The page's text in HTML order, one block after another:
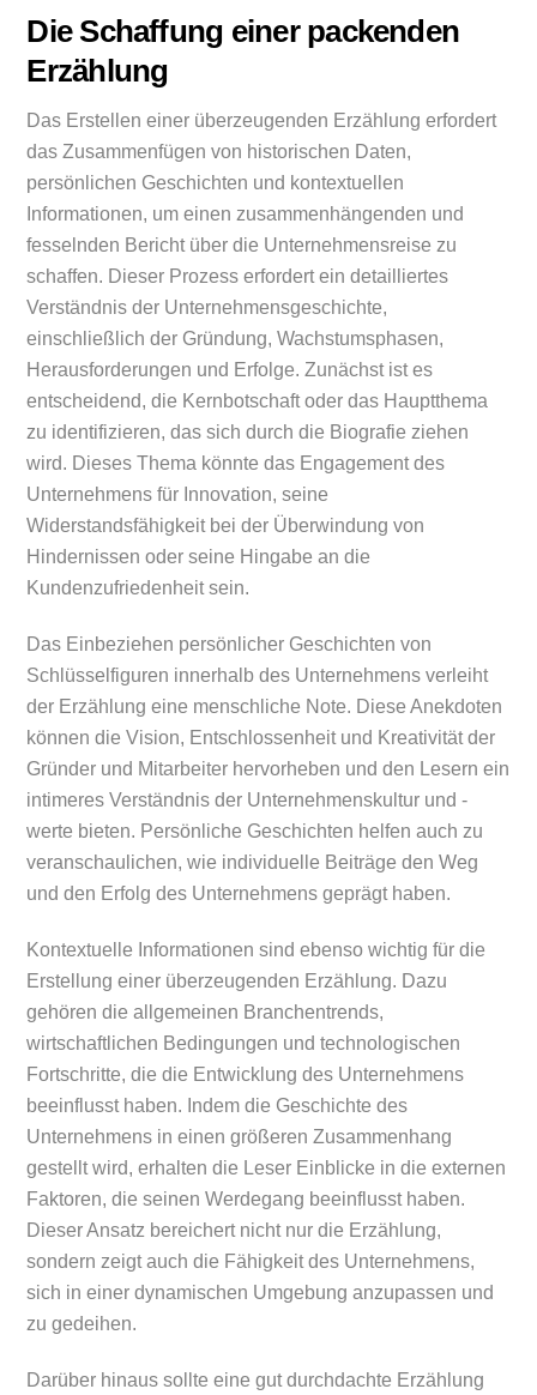
Die Schaffung einer packenden
Erzählung
Das Erstellen einer überzeugenden Erzählung erfordert
das Zusammenfügen von historischen Daten,
persönlichen Geschichten und kontextuellen
Informationen, um einen zusammenhängenden und
fesselnden Bericht über die Unternehmensreise zu
schaffen. Dieser Prozess erfordert ein detailliertes
Verständnis der Unternehmensgeschichte,
einschließlich der Gründung, Wachstumsphasen,
Herausforderungen und Erfolge. Zunächst ist es
entscheidend, die Kernbotschaft oder das Hauptthema
zu identifizieren, das sich durch die Biografie ziehen
wird. Dieses Thema könnte das Engagement des
Unternehmens für Innovation, seine
Widerstandsfähigkeit bei der Überwindung von
Hindernissen oder seine Hingabe an die
Kundenzufriedenheit sein.
Das Einbeziehen persönlicher Geschichten von
Schlüsselfiguren innerhalb des Unternehmens verleiht
der Erzählung eine menschliche Note. Diese Anekdoten
können die Vision, Entschlossenheit und Kreativität der
Gründer und Mitarbeiter hervorheben und den Lesern ein
intimeres Verständnis der Unternehmenskultur und -
werte bieten. Persönliche Geschichten helfen auch zu
veranschaulichen, wie individuelle Beiträge den Weg
und den Erfolg des Unternehmens geprägt haben.
Kontextuelle Informationen sind ebenso wichtig für die
Erstellung einer überzeugenden Erzählung. Dazu
gehören die allgemeinen Branchentrends,
wirtschaftlichen Bedingungen und technologischen
Fortschritte, die die Entwicklung des Unternehmens
beeinflusst haben. Indem die Geschichte des
Unternehmens in einen größeren Zusammenhang
gestellt wird, erhalten die Leser Einblicke in die externen
Faktoren, die seinen Werdegang beeinflusst haben.
Dieser Ansatz bereichert nicht nur die Erzählung,
sondern zeigt auch die Fähigkeit des Unternehmens,
sich in einer dynamischen Umgebung anzupassen und
zu gedeihen.
Darüber hinaus sollte eine gut durchdachte Erzählung